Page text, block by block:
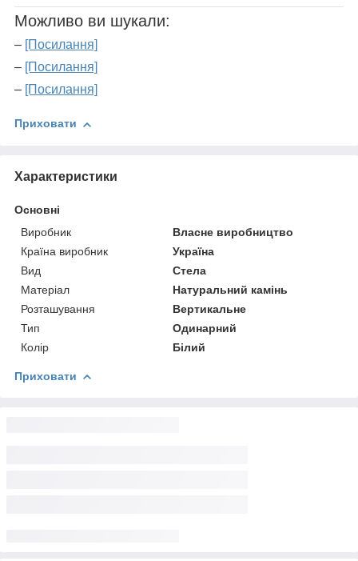
Можливо ви шукали:
–
[Посилання]
–
[Посилання]
–
[Посилання]
Приховати
Характеристики
Основні
Виробник
Власне виробництво
Країна виробник
Україна
Вид
Стела
Матеріал
Натуральний камінь
Розташування
Вертикальне
Тип
Одинарний
Колір
Білий
Приховати